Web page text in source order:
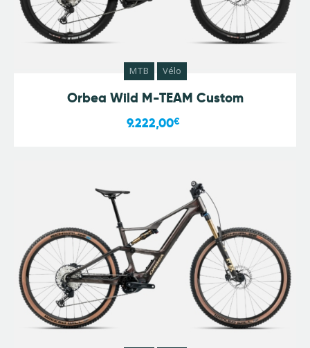
MTB Vélo
Orbea Wild M-TEAM Custom
9.222,00€